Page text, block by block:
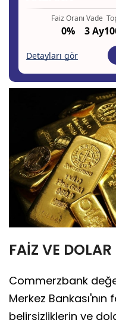
FAİZ VE
Commerzbank
Merkez
belirsizliklerin ve